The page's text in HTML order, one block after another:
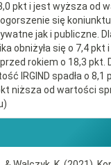
pkt i jest wyższa od
się
jak i publiczne.
obniżyła się o 7,4 pkt
rokiem o 18,3 pkt.
IRGIND spadła o 8,1
niższa od wartości